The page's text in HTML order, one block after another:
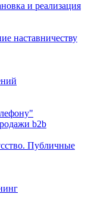
и реализация
наставничеству
b2b
Публичные